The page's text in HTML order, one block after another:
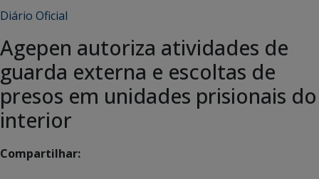
Diário Oficial
Agepen autoriza atividades de
guarda externa e escoltas de
presos em unidades prisionais do
interior
Compartilhar: